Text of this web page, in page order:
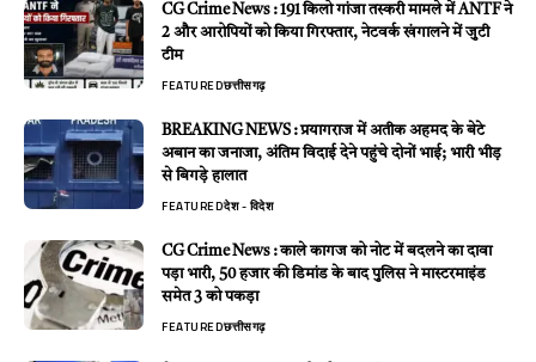
CG Crime News : 191 किलो गांजा तस्करी मामले में ANTF ने
2 और आरोपियों को किया गिरफ्तार, नेटवर्क खंगालने में जुटी
टीम
FEATUREDछत्तीसगढ़
BREAKING NEWS : प्रयागराज में अतीक अहमद के बेटे
अबान का जनाजा, अंतिम विदाई देने पहुंचे दोनों भाई; भारी भीड़
से बिगड़े हालात
FEATUREDदेश - विदेश
CG Crime News : काले कागज को नोट में बदलने का दावा
पड़ा भारी, 50 हजार की डिमांड के बाद पुलिस ने मास्टरमाइंड
समेत 3 को पकड़ा
FEATUREDछत्तीसगढ़